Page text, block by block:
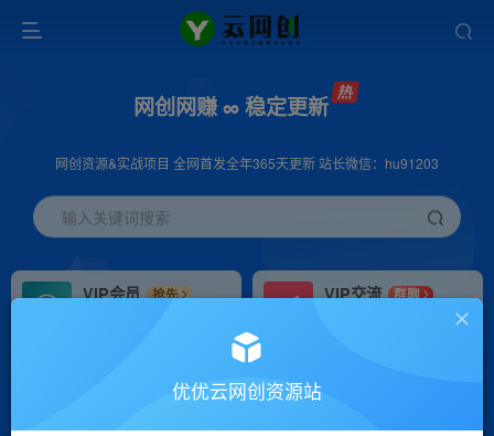
网创网赚 ∞ 稳定更新
网创资源&实战项目 全网首发全年365天更新 站长微信：hu91203
输入关键词搜索
VIP会员
抢先
VIP交流
群聊
研究探讨更多创业项目路子。
会员专属推广链接优优云网创资源站